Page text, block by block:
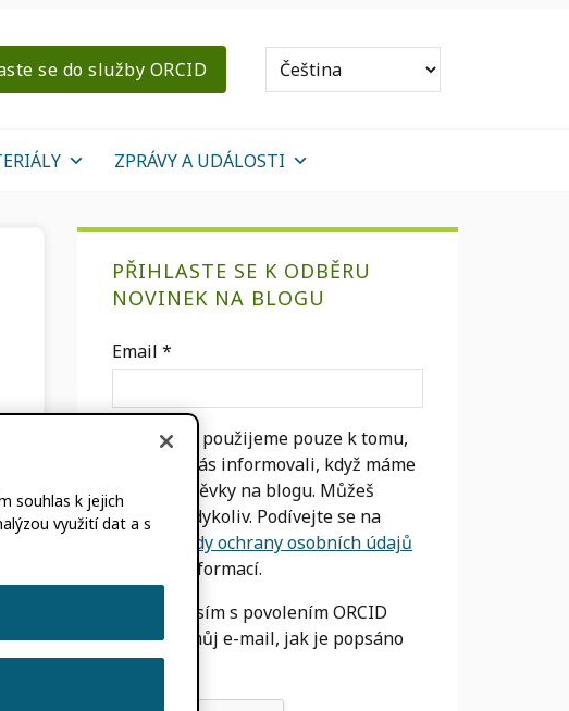
se do služby ORCID
ZPRÁVY A UDÁLOSTI
primární
Sidebar
PŘIHLASTE SE K ODBĚRU
NOVINEK NA BLOGU
Email *
Váš e-mail použijeme pouze k tomu,
abychom vás informovali, když máme
nové příspěvky na blogu. Můžeš
odhlásit
kdykoliv. Podívejte se na
Zásady ochrany osobních údajů
Pro více informací.
Souhlasím s povolením ORCID
používat můj e-mail, jak je popsáno
výše
souhlas k jejich
využití dat a s